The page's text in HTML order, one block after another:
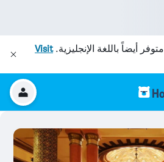
متوفر أيضاً باللغة الإنجليزية.Visit